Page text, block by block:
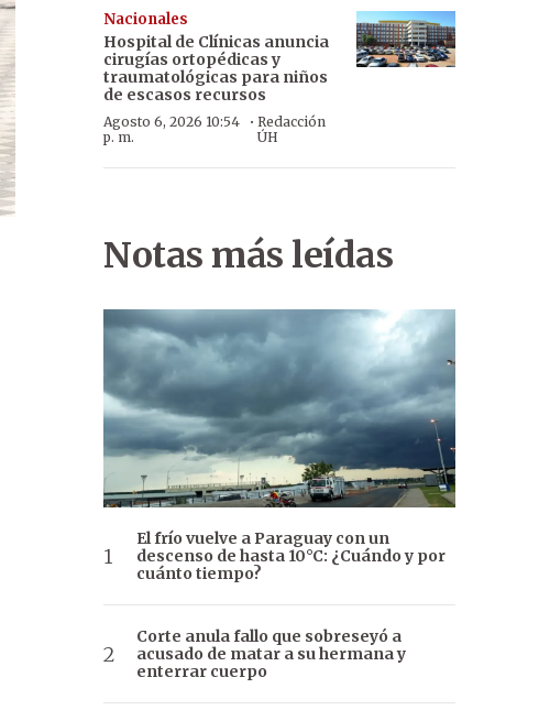
Nacionales
Hospital de Clínicas anuncia
cirugías ortopédicas y
traumatológicas para niños
de escasos recursos
Agosto 6, 2026 10:54
p. m.
· Redacción
ÚH
Notas más leídas
El frío vuelve a Paraguay con un
descenso de hasta 10°C: ¿Cuándo y por
cuánto tiempo?
Corte anula fallo que sobreseyó a
acusado de matar a su hermana y
enterrar cuerpo